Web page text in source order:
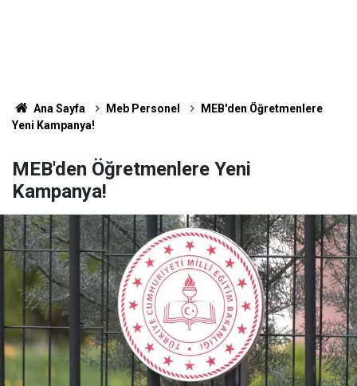
Ana Sayfa Meb Personel
MEB'den Öğretmenlere
Yeni Kampanya!
MEB'den Öğretmenlere Yeni
Kampanya!